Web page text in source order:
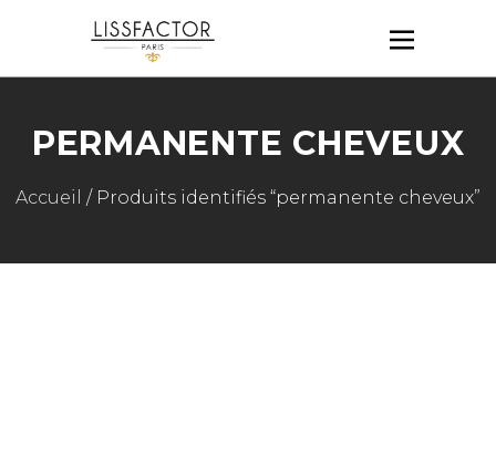
PERMANENTE CHEVEUX
Accueil / Produits identifiés “permanente cheveux”